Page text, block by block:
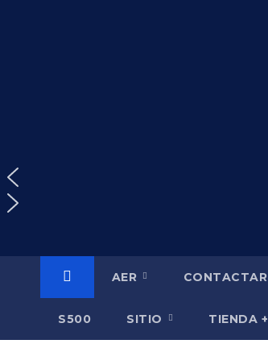
AER CONTACTAR
S500 SITIO TIENDA +